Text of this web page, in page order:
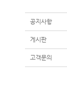
공지사항
게시판
고객문의